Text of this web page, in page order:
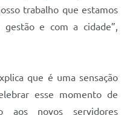
trabalho que estamos
e com a cidade”,
que é uma sensação
esse momento de
aos novos servidores